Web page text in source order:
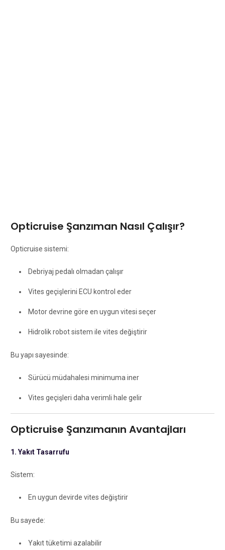
Opticruise Şanzıman Nasıl Çalışır?
Opticruise sistemi:
Debriyaj pedalı olmadan çalışır
Vites geçişlerini ECU kontrol eder
Motor devrine göre en uygun vitesi seçer
Hidrolik robot sistem ile vites değiştirir
Bu yapı sayesinde:
Sürücü müdahalesi minimuma iner
Vites geçişleri daha verimli hale gelir
Opticruise Şanzımanın Avantajları
1. Yakıt Tasarrufu
Sistem:
En uygun devirde vites değiştirir
Bu sayede:
Yakıt tüketimi azalabilir